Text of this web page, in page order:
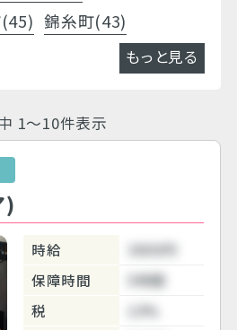
(45) 錦糸町(43)
もっと見る
1～10件表示
)
時給
3800円
保障時間
5時間
税
10%